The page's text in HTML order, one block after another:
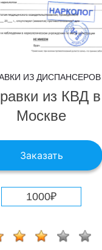
ИЗ ДИСПАНСЕРОВ
из КВД в
Москве
Заказать
1000₽